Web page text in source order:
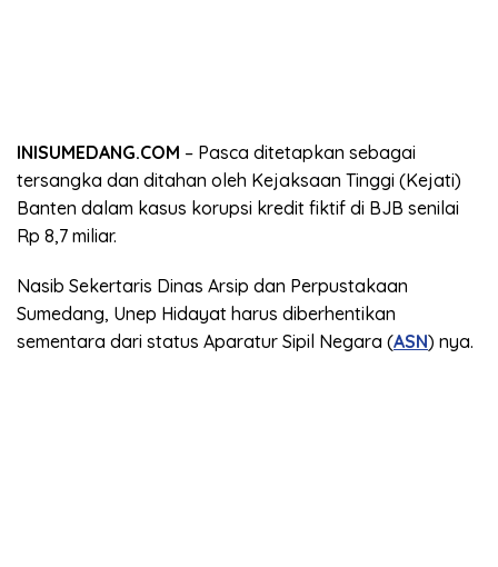
INISUMEDANG.COM – Pasca ditetapkan sebagai
tersangka dan ditahan oleh Kejaksaan Tinggi (Kejati)
Banten dalam kasus korupsi kredit fiktif di BJB senilai
Rp 8,7 miliar.
Nasib Sekertaris Dinas Arsip dan Perpustakaan
Sumedang, Unep Hidayat harus diberhentikan
sementara dari status Aparatur Sipil Negara (ASN) nya.